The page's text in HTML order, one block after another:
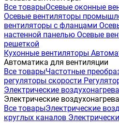
Все товарыОсевые оконные
Осевые вентиляторы
вентиляторы с фланцами
настенной панелью Осевые
решеткой
Кухонные вентиляторы
Автоматика для вентиляции
Все товарыЧастотные
регуляторы скорости
Электрические
Электрические
Все товарыЭлектрические
круглых каналов